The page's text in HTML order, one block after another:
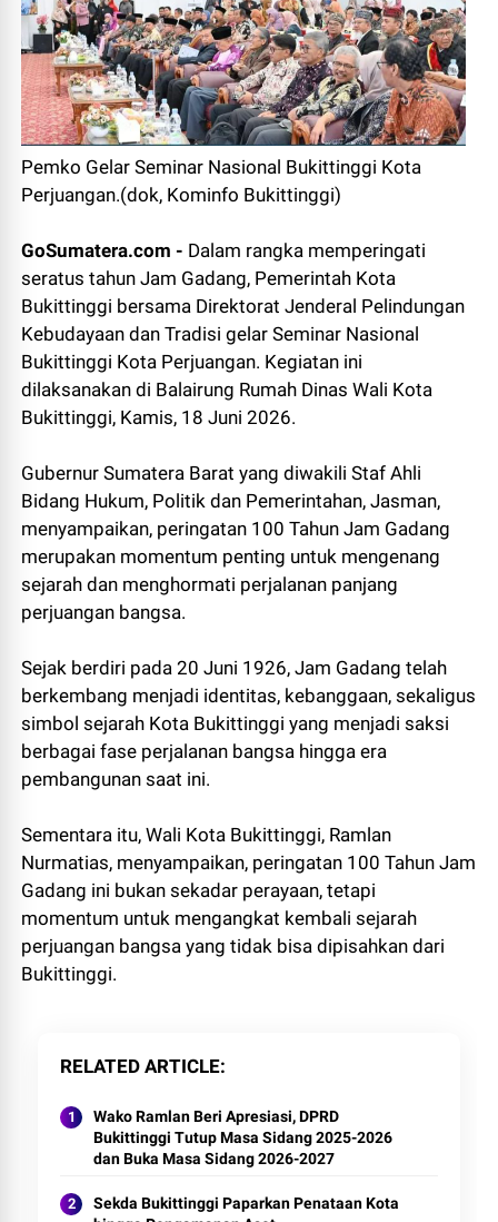
Pemko Gelar Seminar Nasional Bukittinggi Kota
Perjuangan.(dok, Kominfo Bukittinggi)
GoSumatera.com - Dalam rangka memperingati
seratus tahun Jam Gadang, Pemerintah Kota
Bukittinggi bersama Direktorat Jenderal Pelindungan
Kebudayaan dan Tradisi gelar Seminar Nasional
Bukittinggi Kota Perjuangan. Kegiatan ini
dilaksanakan di Balairung Rumah Dinas Wali Kota
Bukittinggi, Kamis, 18 Juni 2026.
Gubernur Sumatera Barat yang diwakili Staf Ahli
Bidang Hukum, Politik dan Pemerintahan, Jasman,
menyampaikan, peringatan 100 Tahun Jam Gadang
merupakan momentum penting untuk mengenang
sejarah dan menghormati perjalanan panjang
perjuangan bangsa.
Sejak berdiri pada 20 Juni 1926, Jam Gadang telah
berkembang menjadi identitas, kebanggaan, sekaligus
simbol sejarah Kota Bukittinggi yang menjadi saksi
berbagai fase perjalanan bangsa hingga era
pembangunan saat ini.
Sementara itu, Wali Kota Bukittinggi, Ramlan
Nurmatias, menyampaikan, peringatan 100 Tahun Jam
Gadang ini bukan sekadar perayaan, tetapi
momentum untuk mengangkat kembali sejarah
perjuangan bangsa yang tidak bisa dipisahkan dari
Bukittinggi.
RELATED ARTICLE
Wako Ramlan Beri Apresiasi, DPRD
Bukittinggi Tutup Masa Sidang 2025-2026
dan Buka Masa Sidang 2026-2027
Sekda Bukittinggi Paparkan Penataan Kota